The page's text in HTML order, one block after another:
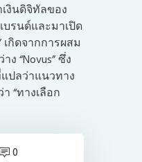
เงินดิจิทัลของ
บรนด์และมาเปิด
เกิดจากการผสม
“Novus” ซึ่ง
แปลว่าแนวทาง
“ทางเลือก
0